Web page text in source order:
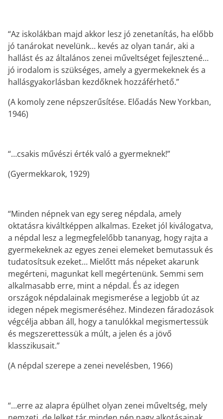
“Az iskolákban majd akkor lesz jó zenetanítás, ha előbb
jó tanárokat nevelünk… kevés az olyan tanár, aki a
hallást és az általános zenei műveltséget fejlesztené…
jó irodalom is szükséges, amely a gyermekeknek és a
hallásgyakorlásban kezdőknek hozzáférhető.”
(A komoly zene népszerűsítése. Előadás New Yorkban,
1946)
“…csakis művészi érték való a gyermeknek!”
(Gyermekkarok, 1929)
“Minden népnek van egy sereg népdala, amely
oktatásra kiváltképpen alkalmas. Ezeket jól kiválogatva,
a népdal lesz a legmegfelelőbb tananyag, hogy rajta a
gyermekeknek az egyes zenei elemeket bemutassuk és
tudatosítsuk ezeket… Mielőtt más népeket akarunk
megérteni, magunkat kell megértenünk. Semmi sem
alkalmasabb erre, mint a népdal. És az idegen
országok népdalainak megismerése a legjobb út az
idegen népek megismeréséhez. Mindezen fáradozások
végcélja abban áll, hogy a tanulókkal megismertessük
és megszerettessük a múlt, a jelen és a jövő
klasszikusait.”
(A népdal szerepe a zenei nevelésben, 1966)
“…erre az alapra épülhet olyan zenei műveltség, mely